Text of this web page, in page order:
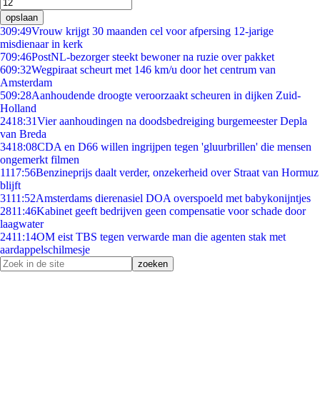
opslaan
309:49Vrouw krijgt 30 maanden cel voor afpersing 12-jarige
misdienaar in kerk
709:46PostNL-bezorger steekt bewoner na ruzie over pakket
609:32Wegpiraat scheurt met 146 km/u door het centrum van
Amsterdam
509:28Aanhoudende droogte veroorzaakt scheuren in dijken Zuid-
Holland
2418:31Vier aanhoudingen na doodsbedreiging burgemeester Depla
van Breda
3418:08CDA en D66 willen ingrijpen tegen 'gluurbrillen' die mensen
ongemerkt filmen
1117:56Benzineprijs daalt verder, onzekerheid over Straat van Hormuz
blijft
3111:52Amsterdams dierenasiel DOA overspoeld met babykonijntjes
2811:46Kabinet geeft bedrijven geen compensatie voor schade door
laagwater
2411:14OM eist TBS tegen verwarde man die agenten stak met
aardappelschilmesje